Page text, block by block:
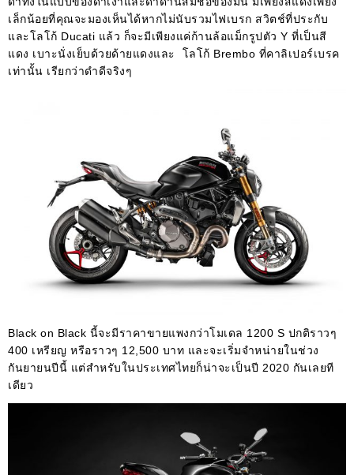
เล็กน้อยที่คุณจะมองเห็นได้หากไม่นับรวมไฟเบรก สวิตช์ที่ประกับ
และโลโก้ Ducati แล้ว ก็จะมีเพียงแค่ก้านล้อแม็กรูปตัว Y ที่เป็นสี
แดง เบาะนั่งเย็บด้วยด้ายแดงและ โลโก้ Brembo ที่คาลิเปอร์เบรค
เท่านั้น เรียกว่าดำดีจริงๆ
Black on Black นี้จะมีราคาขายแพงกว่าโมเดล 1200 S ปกติราวๆ
400 เหรียญ หรือราวๆ 12,500 บาท และจะเริ่มจำหน่ายในช่วง
กันยายนปีนี้ แต่สำหรับในประเทศไทยก็น่าจะเป็นปี 2020 กันเลยที
เดียว